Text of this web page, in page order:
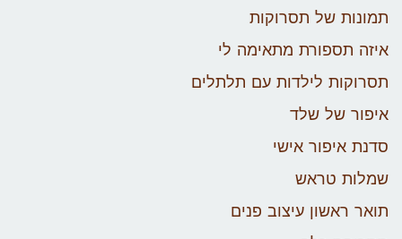
תמונות של תסרוקות
איזה תספורת מתאימה לי
תסרוקות לילדות עם תלתלים
איפור של שלד
סדנת איפור אישי
שמלות טראש
תואר ראשון עיצוב פנים